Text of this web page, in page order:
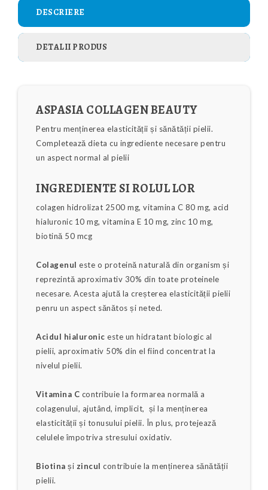
DESCRIERE
DETALII PRODUS
ASPASIA COLLAGEN BEAUTY
Pentru menținerea elasticității și sănătății pielii.
Completează dieta cu ingrediente necesare pentru
un aspect normal al pielii
INGREDIENTE SI ROLUL LOR
colagen hidrolizat 2500 mg, vitamina C 80 mg, acid
hialuronic 10 mg, vitamina E 10 mg, zinc 10 mg,
biotină 50 mcg
Colagenul este o proteină naturală din organism și
reprezintă aproximativ 30% din toate proteinele
necesare. Acesta ajută la creșterea elasticității pielii
penru un aspect sănătos și neted.
Acidul hialuronic este un hidratant biologic al
pielii, aproximativ 50% din el fiind concentrat la
nivelul pielii.
Vitamina C contribuie la formarea normală a
colagenului, ajutând, implicit, și la menținerea
elasticității și tonusului pielii. În plus, protejează
celulele împotriva stresului oxidativ.
Biotina și zincul contribuie la menținerea sănătății
pielii.